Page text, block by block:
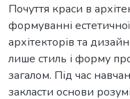
Почуття краси в
формуванні
архітекторів та
лише стиль і форму
загалом. Під час
закласти основи